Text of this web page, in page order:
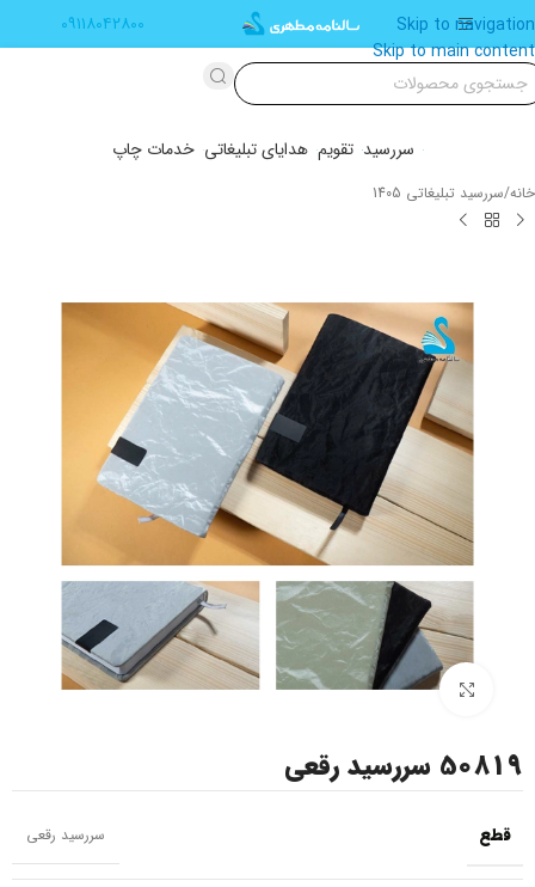
Skip to navigation
Skip to main content
۰۹۱۱۸۰۴۲۸۰۰
سررسید تقویم هدایای تبلیغاتی خدمات چاپ
خانه/سررسید تبلیغاتی 1405
بزرگنمایی تصویر
50819 سررسید رقعی
قطع سررسید رقعی